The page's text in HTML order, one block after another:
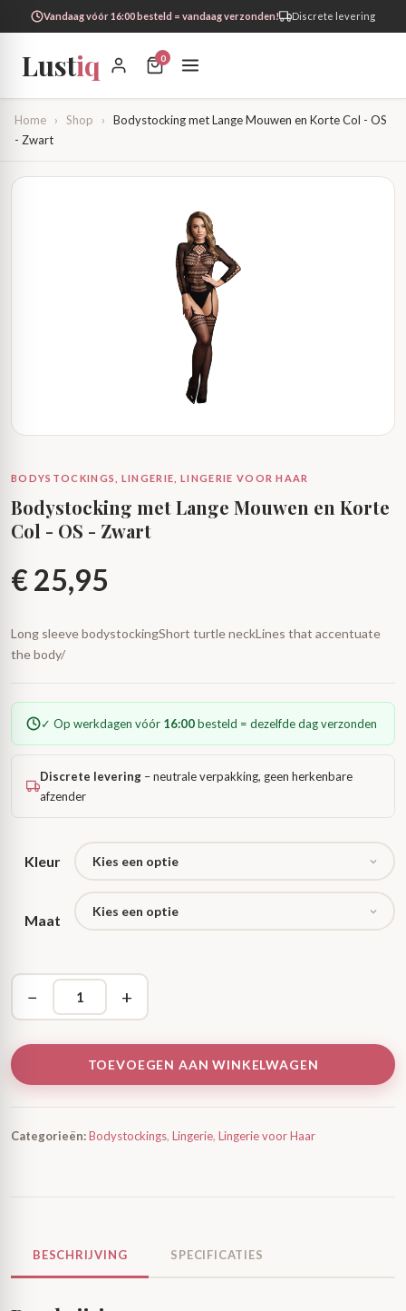
Vandaag vóór 16:00 besteld = vandaag verzonden! Discrete levering
Lustiq 0
Home › Shop ›
Bodystocking met Lange Mouwen en Korte Col - OS
- Zwart
BODYSTOCKINGS, LINGERIE, LINGERIE VOOR HAAR
Bodystocking met Lange Mouwen en Korte
Col - OS - Zwart
€25,95
Long sleeve bodystockingShort turtle neckLines that accentuate
the body/
✓ Op werkdagen vóór 16:00besteld = dezelfde dag verzonden
Discrete levering – neutrale verpakking, geen herkenbare
afzender
Kleur
Maat
− +
TOEVOEGEN AAN WINKELWAGEN
Categorieën:Bodystockings, Lingerie, Lingerie voor Haar
BESCHRIJVING SPECIFICATIES